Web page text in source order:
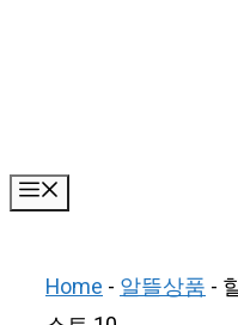
Home-알뜰상품-